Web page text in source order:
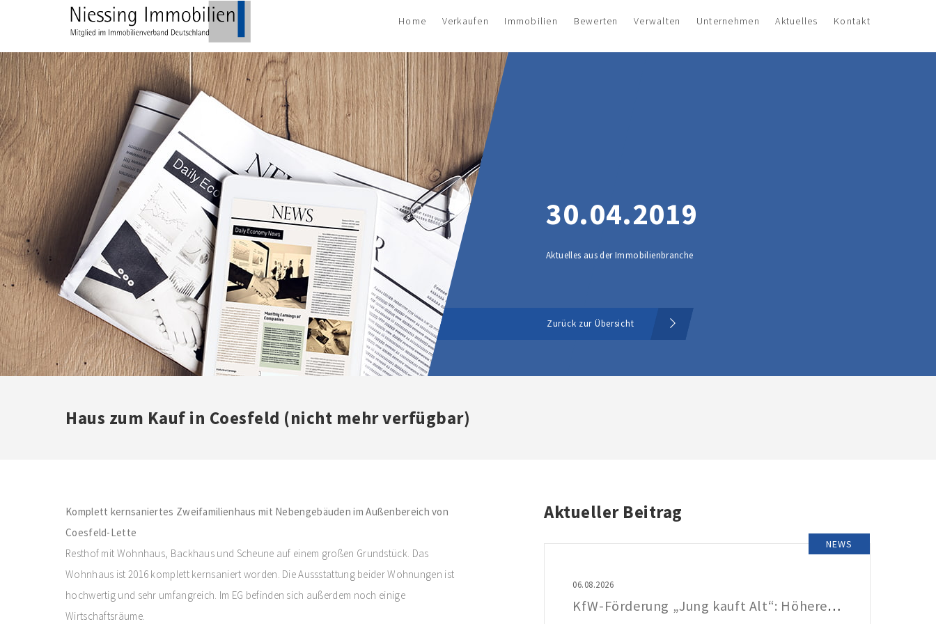
Home Verkaufen Immobilien Bewerten Verwalten Unternehmen Aktuelles Kontakt
30.04.2019
Aktuelles aus der Immobilienbranche
Zurück zur Übersicht
Haus zum Kauf in Coesfeld (nicht mehr verfügbar)
Komplett kernsaniertes Zweifamilienhaus mit Nebengebäuden im Außenbereich von
Coesfeld-Lette
Resthof mit Wohnhaus, Backhaus und Scheune auf einem großen Grundstück. Das
Wohnhaus ist 2016 komplett kernsaniert worden. Die Aussstattung beider Wohnungen ist
hochwertig und sehr umfangreich. Im EG befinden sich außerdem noch einige
Wirtschaftsräume.
Aktueller Beitrag
NEWS
06.08.2026
KfW-Förderung „Jung kauft Alt“: Höhere Kredite ab August 2026